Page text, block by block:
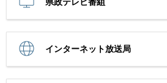
インターネット放送局